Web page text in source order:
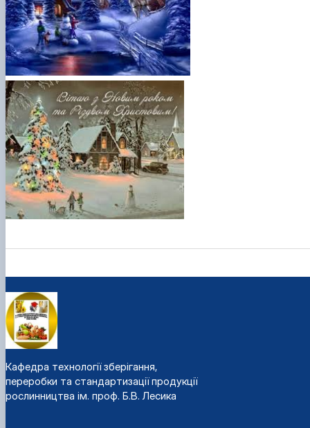
Кафедра технології зберігання,
переробки та стандартизації продукції
рослинництва ім. проф. Б.В. Лесика